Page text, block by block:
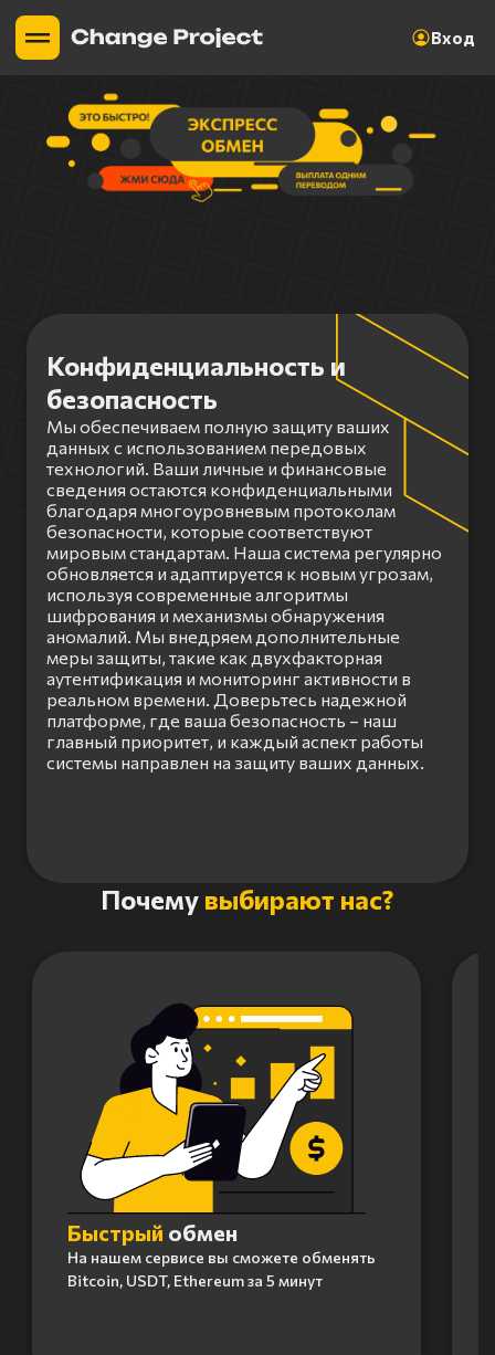
Вход
Конфиденциальность и
безопасность
Мы обеспечиваем полную защиту ваших
данных с использованием передовых
технологий. Ваши личные и финансовые
сведения остаются конфиденциальными
благодаря многоуровневым протоколам
безопасности, которые соответствуют
мировым стандартам. Наша система регулярно
обновляется и адаптируется к новым угрозам,
используя современные алгоритмы
шифрования и механизмы обнаружения
аномалий. Мы внедряем дополнительные
меры защиты, такие как двухфакторная
аутентификация и мониторинг активности в
реальном времени. Доверьтесь надежной
платформе, где ваша безопасность – наш
главный приоритет, и каждый аспект работы
системы направлен на защиту ваших данных.
Почему выбирают нас?
Быстрый обмен
На нашем сервисе вы сможете обменять
Bitcoin, USDT, Ethereum за 5 минут